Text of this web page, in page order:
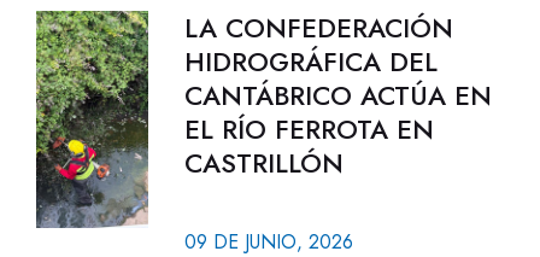
LA CONFEDERACIÓN
HIDROGRÁFICA DEL
CANTÁBRICO ACTÚA EN
EL RÍO FERROTA EN
CASTRILLÓN
09 DE JUNIO, 2026